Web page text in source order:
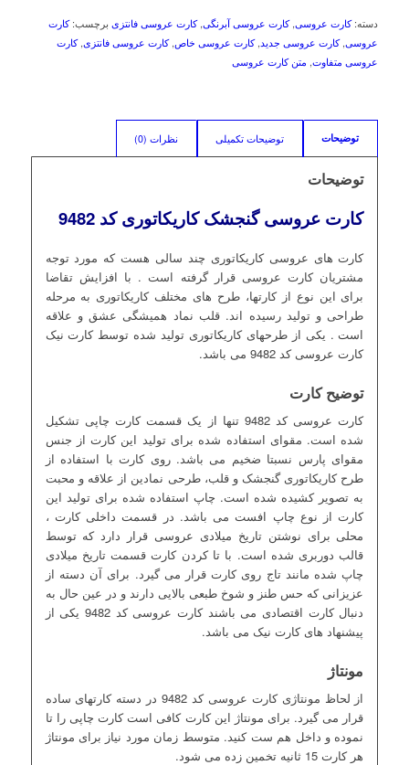
دسته:کارت‌ عروسی,کارت عروسی آبرنگی,کارت عروسی فانتزی برچسب:کارت
عروسی,کارت عروسی جدید,کارت عروسی خاص,کارت عروسی فانتزی,کارت
عروسی متفاوت, متن کارت عروسی
توضیحات توضیحات تکمیلی نظرات (0)
توضیحات
کارت عروسی گنجشک کاریکاتوری کد 9482
کارت های عروسی کاریکاتوری چند سالی هست که مورد توجه
مشتریان کارت عروسی قرار گرفته است . با افزایش تقاضا
برای این نوع از کارتها، طرح های مختلف کاریکاتوری به مرحله
طراحی و تولید رسیده اند. قلب نماد همیشگی عشق و علاقه
است . یکی از طرحهای کاریکاتوری تولید شده توسط کارت نیک
کارت عروسی کد 9482 می باشد.
توضیح کارت
کارت عروسی کد 9482 تنها از یک قسمت کارت چاپی تشکیل
شده است. مقوای استفاده شده برای تولید این کارت از جنس
مقوای پارس نسبتا ضخیم می باشد. روی کارت با استفاده از
طرح کاریکاتوری گنجشک و قلب، طرحی نمادین از علاقه و محبت
به تصویر کشیده شده است. چاپ استفاده شده برای تولید این
کارت از نوع چاپ افست می باشد. در قسمت داخلی کارت ،
محلی برای نوشتن تاریخ میلادی عروسی قرار دارد که توسط
قالب دوربری شده است. با تا کردن کارت قسمت تاریخ میلادی
چاپ شده مانند تاج روی کارت قرار می گیرد. برای آن دسته از
عزیزانی که حس طنز و شوخ طبعی بالایی دارند و در عین حال به
دنبال کارت اقتصادی می باشند کارت عروسی کد 9482 یکی از
پیشنهاد های کارت نیک می باشد.
مونتاژ
از لحاظ مونتاژی کارت عروسی کد 9482 در دسته کارتهای ساده
قرار می گیرد. برای مونتاژ این کارت کافی است کارت چاپی را تا
نموده و داخل هم ست کنید. متوسط زمان مورد نیاز برای مونتاژ
هر کارت 15 ثانیه تخمین زده می شود.